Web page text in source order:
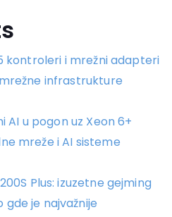
kontroleri i mrežni adapteri
infrastrukture
u pogon uz Xeon 6+
mreže i AI sisteme
Plus: izuzetne gejming
je najvažnije